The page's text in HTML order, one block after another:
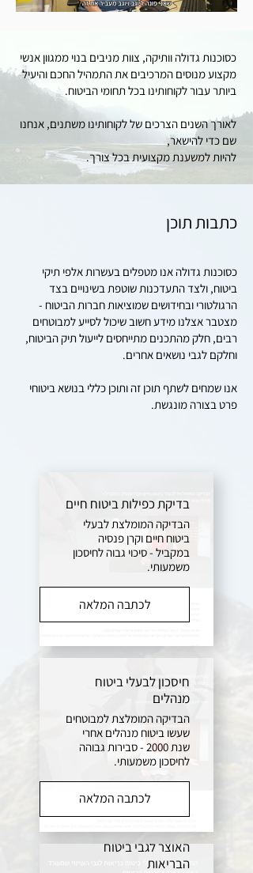
כסוכנות גדולה וותיקה, צוות מניבים בנוי ממגוון אנשי
מקצוע מנוסים המרכיבים את התמהיל החכם והיעיל
ביותר עבור לקוחותינו בכל תחומי הביטוח.
לאורך השנים הצרכים של לקוחותינו משתנים, אנחנו
שם כדי להישאר,
להיות למשענת מקצועית בכל צורך.
כתבות תוכן
כסוכנות גדולה אנו מטפלים בעשרות אלפי תיקי
ביטוח, ולצד התעדכנות שוטפת בשינויים בצד
הרגולטורי ובחידושים שמוציאות חברות הביטוח -
מצטבר אצלנו מידע חשוב שיכול לסייע למבוטחים
רבים, חלק מהתכנים מתייחסים לייעול תיק הביטוח,
וחלקם לגבי נושאים אחרים.
אנו שמחים לשתף תוכן זה ותוכן כללי בנושא ביטוחי
פרט בצורה מונגשת.
בדיקת כפילות ביטוח חיים
הבדיקה המומלצת לבעלי
ביטוח חיים וקרן פנסיה
במקביל - סיכוי גבוה לחיסכון
משמעותי.
לכתבה המלאה
חיסכון לבעלי ביטוח
מנהלים
הבדיקה המומלצת למבוטחים
שעשו ביטוח מנהלים אחרי
שנת 2000 - סבירות גבוהה
לחיסכון משמעותי.
לכתבה המלאה
הרפורמה של משרד
האוצר לגבי ביטוח
הבריאות